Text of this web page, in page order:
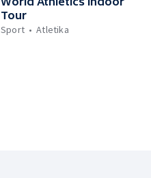
Tour
Sport
Atletika